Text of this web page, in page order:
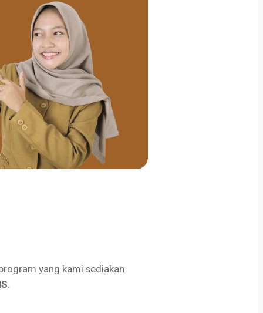
yang kami sediakan